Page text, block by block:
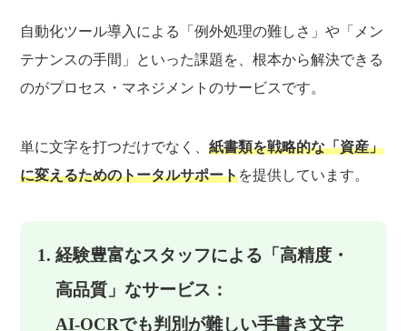
自動化ツール導入による「例外処理の難しさ」や「メン
テナンスの手間」といった課題を、根本から解決できる
のがプロセス・マネジメントのサービスです。
単に文字を打つだけでなく、紙書類を戦略的な「資産」
に変えるためのトータルサポートを提供しています。
経験豊富なスタッフによる「高精度・
高品質」なサービス：
AI-OCRでも判別が難しい手書き文字